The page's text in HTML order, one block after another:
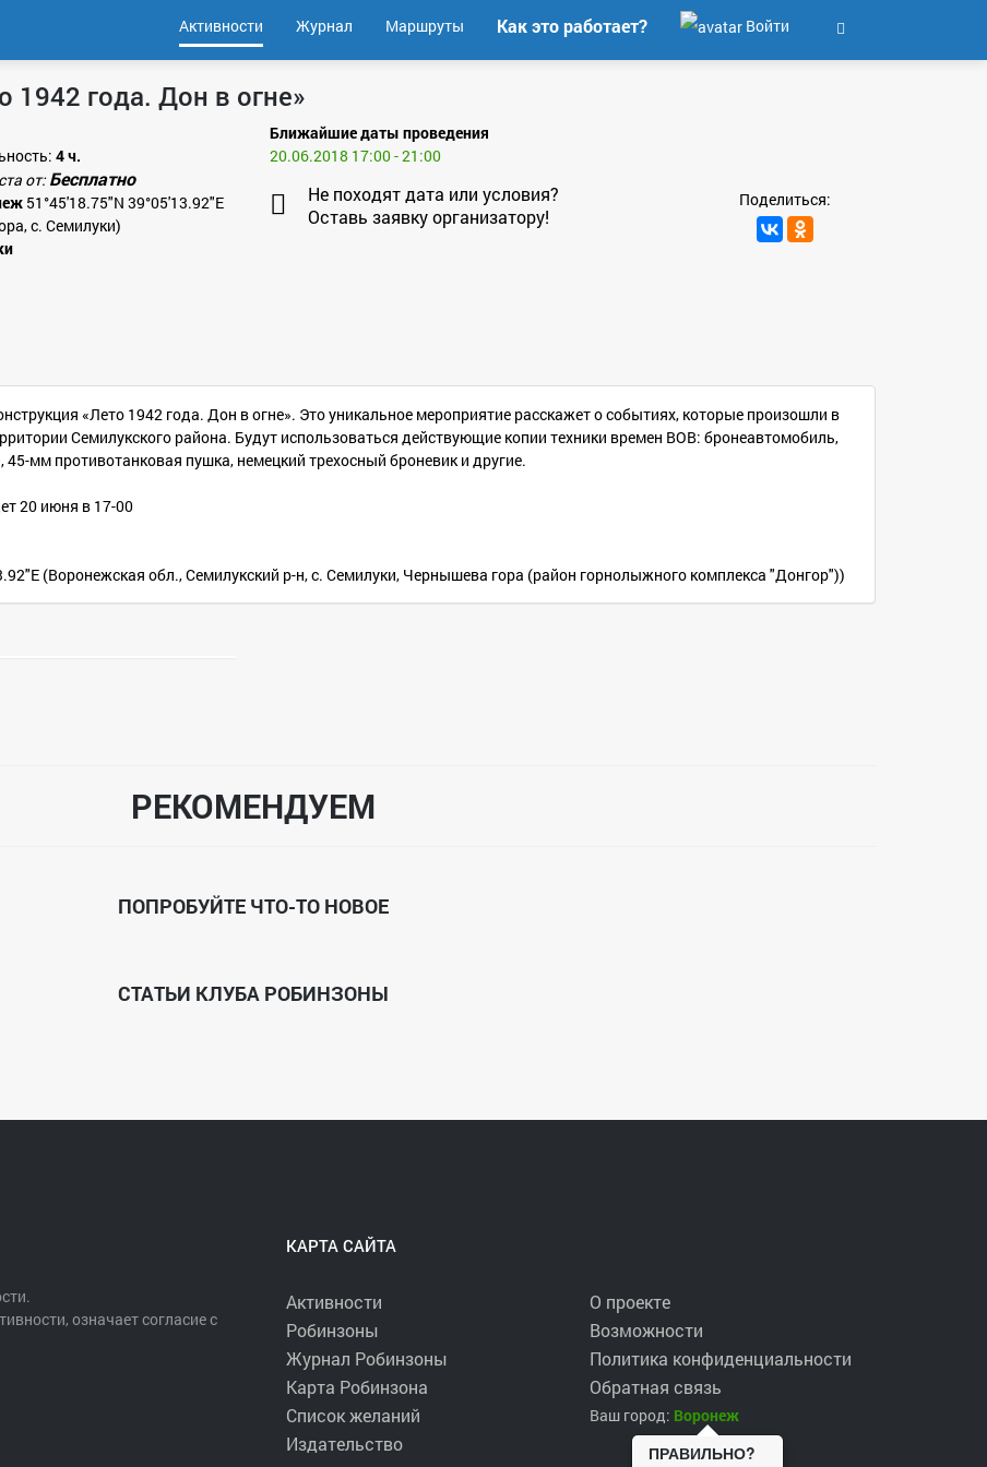
Активности Журнал Маршруты Как это работает? Войти
1942 года. Дон в огне»
4 ч.
от: Бесплатно
51°45'18.75"N 39°05'13.92"E
с. Семилуки)
Ближайшие даты проведения
20.06.2018 17:00 - 21:00
Не походят дата или условия?
Оставь заявку организатору!
Поделиться:
«Лето 1942 года. Дон в огне». Это уникальное мероприятие расскажет о событиях, которые произошли в
Семилукского района. Будут использоваться действующие копии техники времен ВОВ: бронеавтомобиль,
мм противотанковая пушка, немецкий трехосный броневик и другие.
20 июня в 17-00
(Воронежская обл., Семилукский р-н, с. Семилуки, Чернышева гора (район горнолыжного комплекса "Донгор"))
РЕКОМЕНДУЕМ
ПОПРОБУЙТЕ ЧТО-ТО НОВОЕ
СТАТЬИ КЛУБА РОБИНЗОНЫ
означает согласие с
КАРТА САЙТА
Активности
Робинзоны
Журнал Робинзоны
Карта Робинзона
Список желаний
Издательство
О проекте
Возможности
Политика конфиденциальности
Обратная связь
Ваш город: Воронеж
ПРАВИЛЬНО?